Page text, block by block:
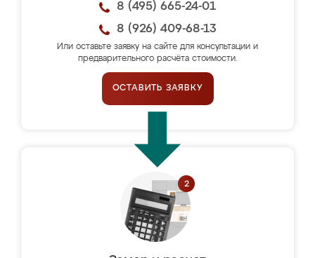
8 (495) 665-24-01
8 (926) 409-68-13
Или оставьте заявку на сайте для консультации и
предварительного расчёта стоимости.
ОСТАВИТЬ ЗАЯВКУ